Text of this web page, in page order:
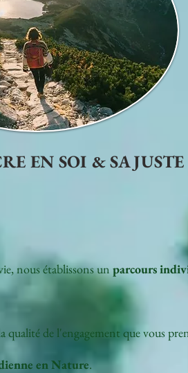
EN SOI & SA
nous établissons un parcours
qualité de l'engagement que vous
en Nature.